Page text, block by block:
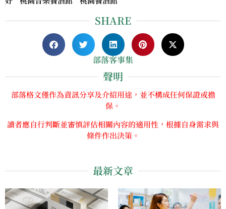
SHARE
部落客事集
聲明
部落格文僅作為資訊分享及介紹用途，並不構成任何保證或擔
保。
讀者應自行判斷並審慎評估相關內容的適用性，根據自身需求與
條件作出決策。
最新文章